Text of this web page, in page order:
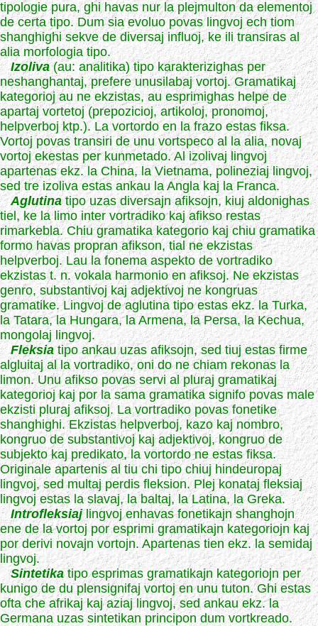
tipologie pura, ghi havas nur la plejmulton da elementoj
de certa tipo. Dum sia evoluo povas lingvoj ech tiom
shanghighi sekve de diversaj influoj, ke ili transiras al
alia morfologia tipo.
Izoliva(au: analitika) tipo karakterizighas per
neshanghantaj, prefere unusilabaj vortoj. Gramatikaj
kategorioj au ne ekzistas, au esprimighas helpe de
apartaj vortetoj (prepozicioj, artikoloj, pronomoj,
helpverboj ktp.). La vortordo en la frazo estas fiksa.
Vortoj povas transiri de unu vortspeco al la alia, novaj
vortoj ekestas per kunmetado. Al izolivaj lingvoj
apartenas ekz. la China, la Vietnama, polineziaj lingvoj,
sed tre izoliva estas ankau la Angla kaj la Franca.
Aglutinatipo uzas diversajn afiksojn, kiuj aldonighas
tiel, ke la limo inter vortradiko kaj afikso restas
rimarkebla. Chiu gramatika kategorio kaj chiu gramatika
formo havas propran afikson, tial ne ekzistas
helpverboj. Lau la fonema aspekto de vortradiko
ekzistas t. n. vokala harmonio en afiksoj. Ne ekzistas
genro, substantivoj kaj adjektivoj ne kongruas
gramatike. Lingvoj de aglutina tipo estas ekz. la Turka,
la Tatara, la Hungara, la Armena, la Persa, la Kechua,
mongolaj lingvoj.
Fleksiatipo ankau uzas afiksojn, sed tiuj estas firme
algluitaj al la vortradiko, oni do ne chiam rekonas la
limon. Unu afikso povas servi al pluraj gramatikaj
kategorioj kaj por la sama gramatika signifo povas male
ekzisti pluraj afiksoj. La vortradiko povas fonetike
shanghighi. Ekzistas helpverboj, kazo kaj nombro,
kongruo de substantivoj kaj adjektivoj, kongruo de
subjekto kaj predikato, la vortordo ne estas fiksa.
Originale apartenis al tiu chi tipo chiuj hindeuropaj
lingvoj, sed multaj perdis fleksion. Plej konataj fleksiaj
lingvoj estas la slavaj, la baltaj, la Latina, la Greka.
Introfleksiajlingvoj enhavas fonetikajn shanghojn
ene de la vortoj por esprimi gramatikajn kategoriojn kaj
por derivi novajn vortojn. Apartenas tien ekz. la semidaj
lingvoj.
Sintetikatipo esprimas gramatikajn kategoriojn per
kunigo de du plensignifaj vortoj en unu tuton. Ghi estas
ofta che afrikaj kaj aziaj lingvoj, sed ankau ekz. la
Germana uzas sintetikan principon dum vortkreado.